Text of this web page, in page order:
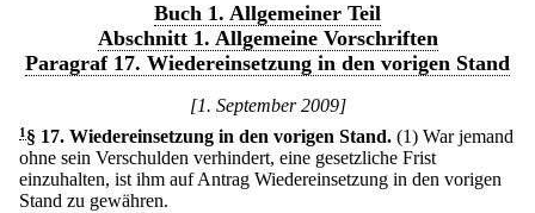
Buch 1. Allgemeiner Teil
Abschnitt 1. Allgemeine Vorschriften
Paragraf 17. Wiedereinsetzung in den vorigen Stand
[1. September 2009]
1 § 17. Wiedereinsetzung in den vorigen Stand. (1) War jemand
ohne sein Verschulden verhindert, eine gesetzliche Frist
einzuhalten, ist ihm auf Antrag Wiedereinsetzung in den vorigen
Stand zu gewähren.